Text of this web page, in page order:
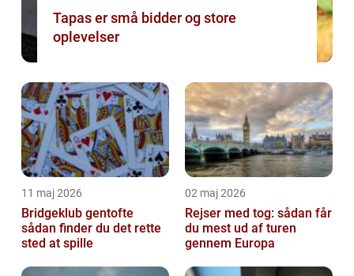
Tapas er små bidder og store
oplevelser
11 maj 2026
Bridgeklub gentofte
sådan finder du det rette
sted at spille
02 maj 2026
Rejser med tog: sådan får
du mest ud af turen
gennem Europa